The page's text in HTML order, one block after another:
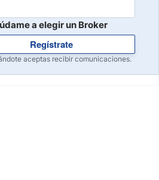
a elegir un Broker
Regístrate
aceptas recibir comunicaciones.